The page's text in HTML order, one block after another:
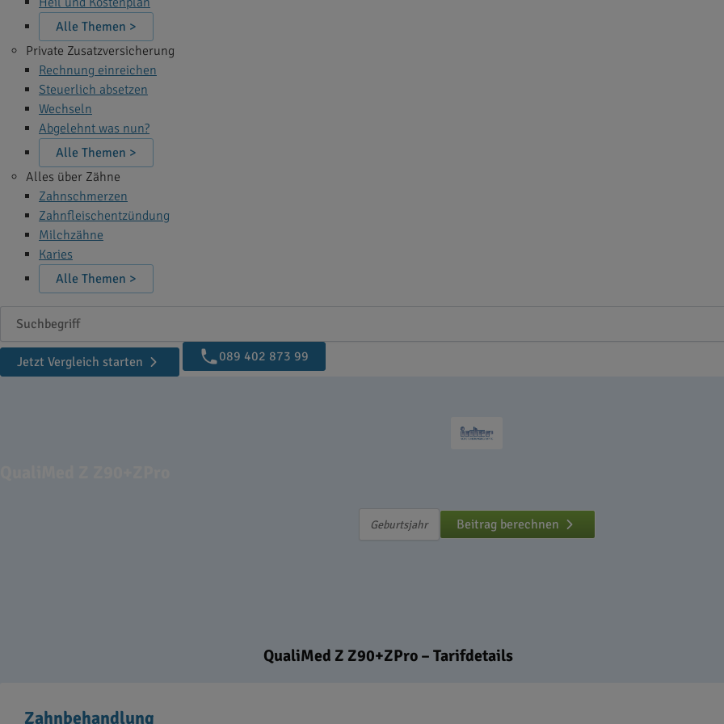
Alle Themen >
Private Zusatzversicherung
Rechnung einreichen
Steuerlich absetzen
Wechseln
Abgelehnt was nun?
Alle Themen >
Alles über Zähne
Zahnschmerzen
Zahnfleischentzündung
Milchzähne
Karies
Alle Themen >
Suchbegriff
Jetzt Vergleich starten
089 402 873 99
Beitrag berechnen
QualiMed Z Z90+ZPro – Tarifdetails
Zahnbehandlung